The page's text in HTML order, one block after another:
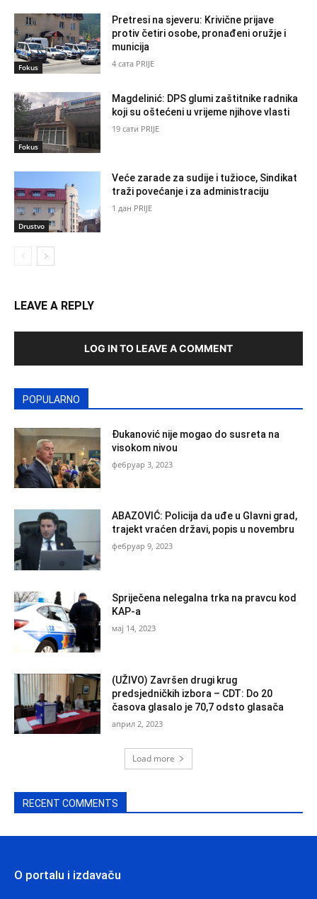
Fokus
Pretresi na sjeveru: Krivične prijave
protiv četiri osobe, pronađeni oružje i
municija
4 сата PRIJE
Fokus
Magdelinić: DPS glumi zaštitnike radnika
koji su oštećeni u vrijeme njihove vlasti
19 сати PRIJE
Drustvo
Veće zarade za sudije i tužioce, Sindikat
traži povećanje i za administraciju
1 дан PRIJE
LEAVE A REPLY
LOG IN TO LEAVE A COMMENT
POPULARNO
Đukanović nije mogao do susreta na
visokom nivou
фебруар 3, 2023
ABAZOVIĆ: Policija da uđe u Glavni grad,
trajekt vraćen državi, popis u novembru
фебруар 9, 2023
Spriječena nelegalna trka na pravcu kod
KAP-a
мај 14, 2023
(UŽIVO) Završen drugi krug
predsjedničkih izbora – CDT: Do 20
časova glasalo je 70,7 odsto glasača
април 2, 2023
Load more
RECENT COMMENTS
O portalu i izdavaču